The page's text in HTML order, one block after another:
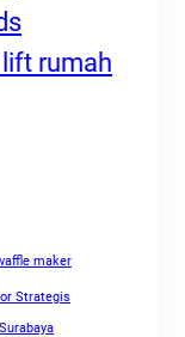
rumah
maker
Strategis